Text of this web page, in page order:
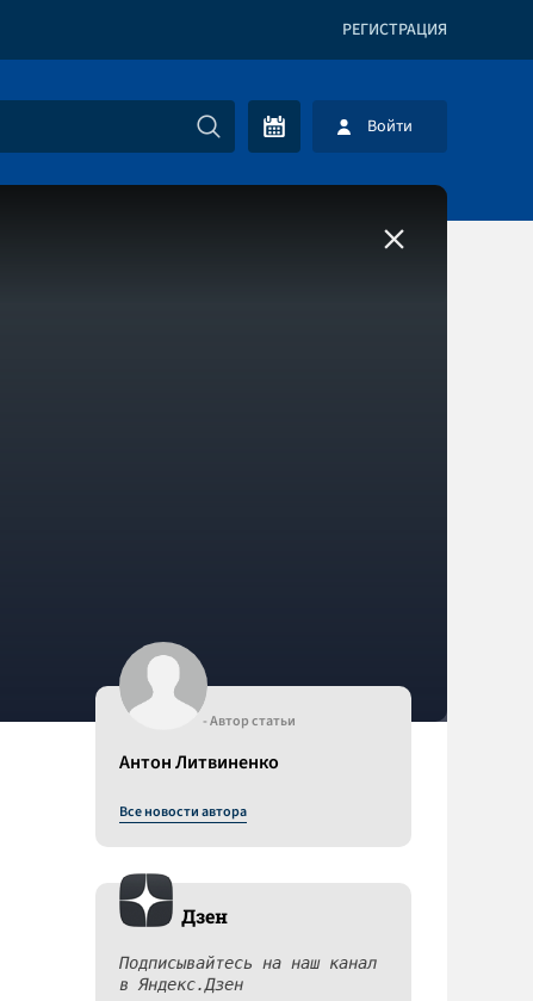
РЕГИСТРАЦИЯ
Войти
- Автор статьи
Антон Литвиненко
Все новости автора
Дзен
Подписывайтесь на наш канал
в Яндекс.Дзен